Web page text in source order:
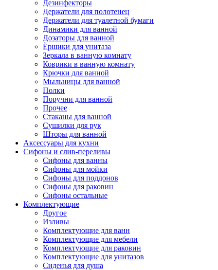
Дезинфекторы
Держатели для полотенец
Держатели для туалетной бумаги
Динамики для ванной
Дозаторы для ванной
Ёршики для унитаза
Зеркала в ванную комнату
Коврики в ванную комнату
Крючки для ванной
Мыльницы для ванной
Полки
Поручни для ванной
Прочее
Стаканы для ванной
Сушилки для рук
Шторы для ванной
Аксессуары для кухни
Сифоны и слив-переливы
Сифоны для ванны
Сифоны для мойки
Сифоны для поддонов
Сифоны для раковин
Сифоны остальные
Комплектующие
Другое
Изливы
Комплектующие для ванн
Комплектующие для мебели
Комплектующие для раковин
Комплектующие для унитазов
Сиденья для душа